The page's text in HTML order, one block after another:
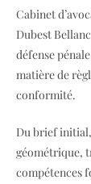
Cabinet
Dubest
défense
matière de
conformité.
Du brief initial,
géométrique,
compétences